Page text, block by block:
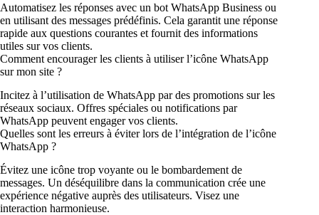
Automatisez les réponses avec un bot WhatsApp Business ou
en utilisant des messages prédéfinis. Cela garantit une réponse
rapide aux questions courantes et fournit des informations
utiles sur vos clients.
Comment encourager les clients à utiliser l’icône WhatsApp
sur mon site ?
Incitez à l’utilisation de WhatsApp par des promotions sur les
réseaux sociaux. Offres spéciales ou notifications par
WhatsApp peuvent engager vos clients.
Quelles sont les erreurs à éviter lors de l’intégration de l’icône
WhatsApp ?
Évitez une icône trop voyante ou le bombardement de
messages. Un déséquilibre dans la communication crée une
expérience négative auprès des utilisateurs. Visez une
interaction harmonieuse.